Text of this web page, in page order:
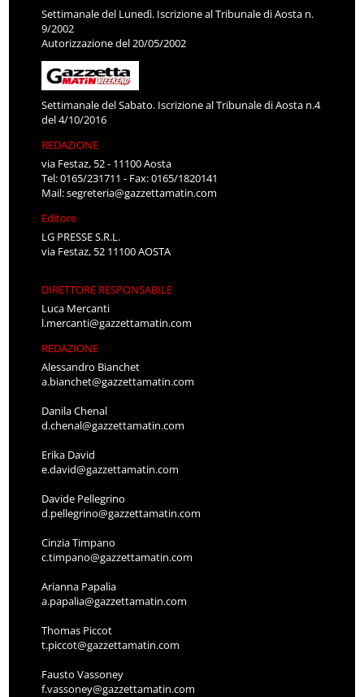
Settimanale del Lunedì. Iscrizione al Tribunale di Aosta n.
9/2002
Autorizzazione del 20/05/2002
Settimanale del Sabato. Iscrizione al Tribunale di Aosta n.4
del 4/10/2016
REDAZIONE
via Festaz, 52 - 11100 Aosta
Tel: 0165/231711 - Fax: 0165/1820141
Mail:segreteria@gazzettamatin.com
Editore
LG PRESSE S.R.L.
via Festaz, 52 11100 AOSTA
DIRETTORE RESPONSABILE
Luca Mercanti
l.mercanti@gazzettamatin.com
REDAZIONE
Alessandro Bianchet
a.bianchet@gazzettamatin.com
Danila Chenal
d.chenal@gazzettamatin.com
Erika David
e.david@gazzettamatin.com
Davide Pellegrino
d.pellegrino@gazzettamatin.com
Cinzia Timpano
c.timpano@gazzettamatin.com
Arianna Papalia
a.papalia@gazzettamatin.com
Thomas Piccot
t.piccot@gazzettamatin.com
Fausto Vassoney
f.vassoney@gazzettamatin.com